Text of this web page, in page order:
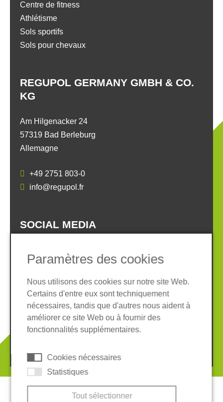
REGUPOL GERMANY GMBH & CO.
KG
Am Hilgenacker 24
57319 Bad Berleburg
Allemagne
+49 2751 803-0
info@regupol.fr
Centre de fitness
Athlétisme
Sols sportifs
Sols pour chevaux
SOCIAL MEDIA
Informations légales
Protection des données
Conditions Générales
Système de whistleblowing
Cookies
Paramètres des cookies
Nous utilisons des cookies sur notre site Web.
Certains d'entre eux sont techniquement
nécessaires, tandis que d'autres nous aident à
améliorer ce site Web ou à fournir des
fonctionnalités supplémentaires.
Cookies nécessaires
Statistiques
Tout sélectionner